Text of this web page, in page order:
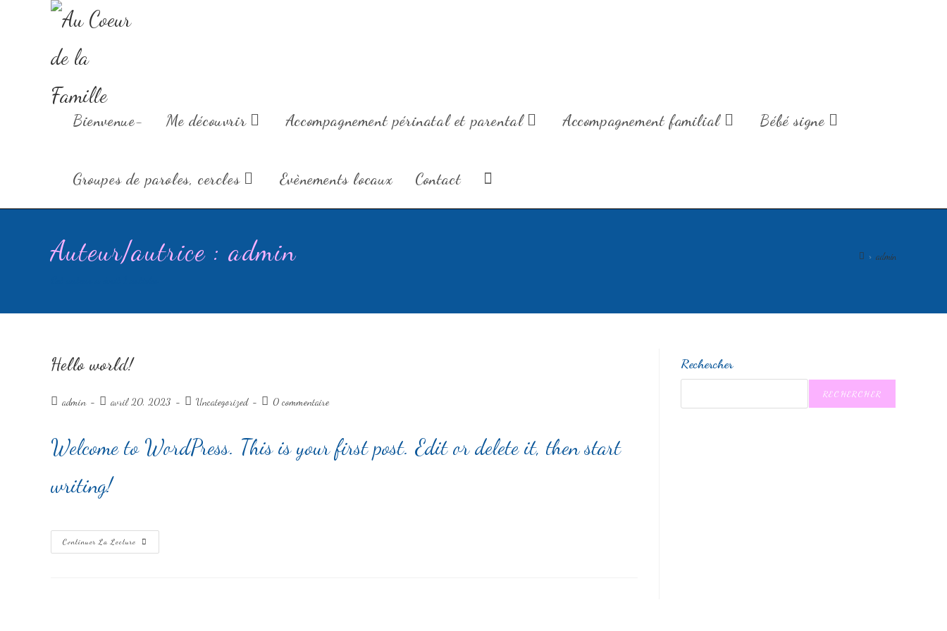
Bienvenue- Me découvrir Accompagnement périnatal et parental Accompagnement familial Bébé signe
Groupes de paroles, cercles Evènements locaux Contact
Auteur/autrice :admin > admin
Hello world!
admin avril 20, 2023 Uncategorized 0 commentaire
Welcome to WordPress. This is your first post. Edit or delete it, then start
writing!
Continuer La Lecture
Rechercher
RECHERCHER